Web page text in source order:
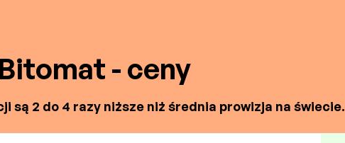
Bitomat - ceny
są 2 do 4 razy niższe niż średnia prowizja na świecie.